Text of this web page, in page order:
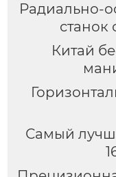
Радиально-
станок
Китай
Самый